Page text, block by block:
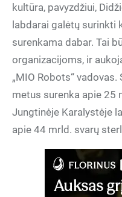
kultūra, pavyzdžiui,
labdarai galėtų surinkti
surenkama dabar. Tai
organizacijoms, ir
„MIO Robots“
metus surenka apie 25
Jungtinėje Karalystėje
apie 44 mrld. svarų